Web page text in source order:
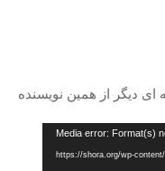
ای دیگر از همین نویسنده
Media error: Format(s)